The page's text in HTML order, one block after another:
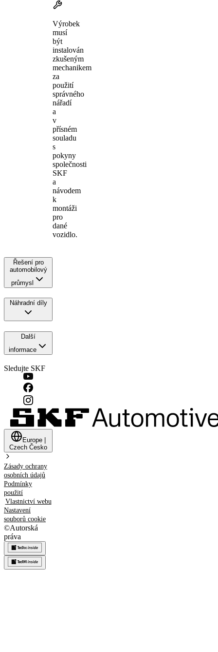
Výrobek
musí
být
instalován
zkušeným
mechanikem
za
použití
správného
nářadí
a
v
přísném
souladu
s
pokyny
společnosti
SKF
a
návodem
k
montáži
pro
dané
vozidlo.
Řešení pro
automobilový
průmysl
Náhradní díly
Další
informace
Sledujte SKF
Europe
Czech Česko
Zásady ochrany
osobních údajů
Podmínky
použití
Vlastnictví webu
Nastavení
souborů cookie
©Autorská
práva